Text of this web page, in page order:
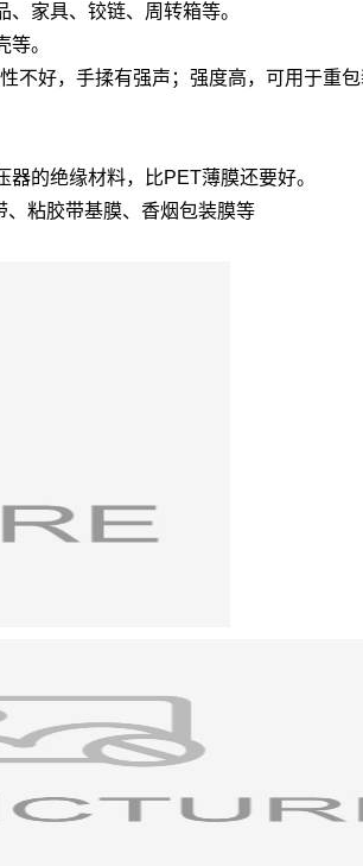
家具、铰链、周转箱等。
。
不好，手揉有强声；强度高，可用于重
的绝缘材料，比PET薄膜还要好。
粘胶带基膜、香烟包装膜等